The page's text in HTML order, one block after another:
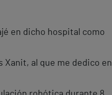
en dicho hospital como
Xanit, al que me dedico en